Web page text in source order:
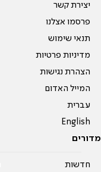
יצירת קשר
פרסמו אצלנו
תנאי שימוש
מדיניות פרטיות
הצהרת נגישות
המייל האדום
עברית
English
מדורים
חדשות